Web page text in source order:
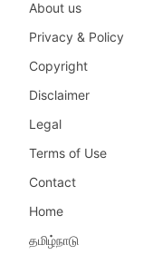
About us
Privacy & Policy
Copyright
Disclaimer
Legal
Terms of Use
Contact
Home
தமிழ்நாடு